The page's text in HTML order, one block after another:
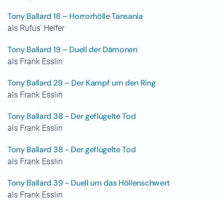
Tony Ballard 18 – Horrorhölle Tansania
als Rufus' Helfer
Tony Ballard 19 – Duell der Dämonen
als Frank Esslin
Tony Ballard 29 – Der Kampf um den Ring
als Frank Esslin
Tony Ballard 38 - Der geflügelte Tod
als Frank Esslin
Tony Ballard 38 - Der geflügelte Tod
als Frank Esslin
Tony Ballard 39 - Duell um das Höllenschwert
als Frank Esslin